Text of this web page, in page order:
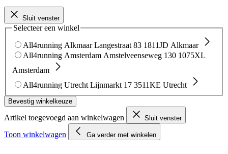
Sluit venster
Selecteer een winkel
All4running Alkmaar Langestraat 83 1811JD Alkmaar
All4running Amsterdam Amstelveenseweg 130 1075XL
Amsterdam
All4running Utrecht Lijnmarkt 17 3511KE Utrecht
Bevestig winkelkeuze
Artikel toegevoegd aan winkelwagen Sluit venster
Toon winkelwagen Ga verder met winkelen